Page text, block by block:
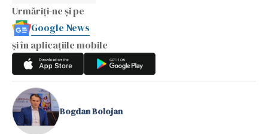
Urmăriți-ne și pe
Google News
și în aplicațiile mobile
Bogdan Bolojan